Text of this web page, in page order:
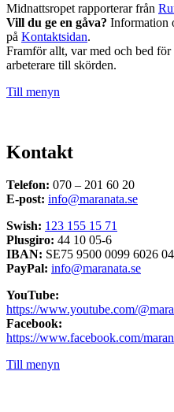
Midnattsropet rapporterar från
Vill du ge en gåva? Information
på Kontaktsidan.
Framför allt, var med och bed
arbeterare till skörden.
Till menyn
Kontakt
Telefon: 070 – 201 60 20
E-post: info@maranata.se
Swish: 123 155 15 71
Plusgiro: 44 10 05-6
IBAN: SE75 9500 0099 6026
PayPal: info@maranata.se
YouTube:
https://www.youtube.com/
Facebook:
https://www.facebook.com/
Till menyn